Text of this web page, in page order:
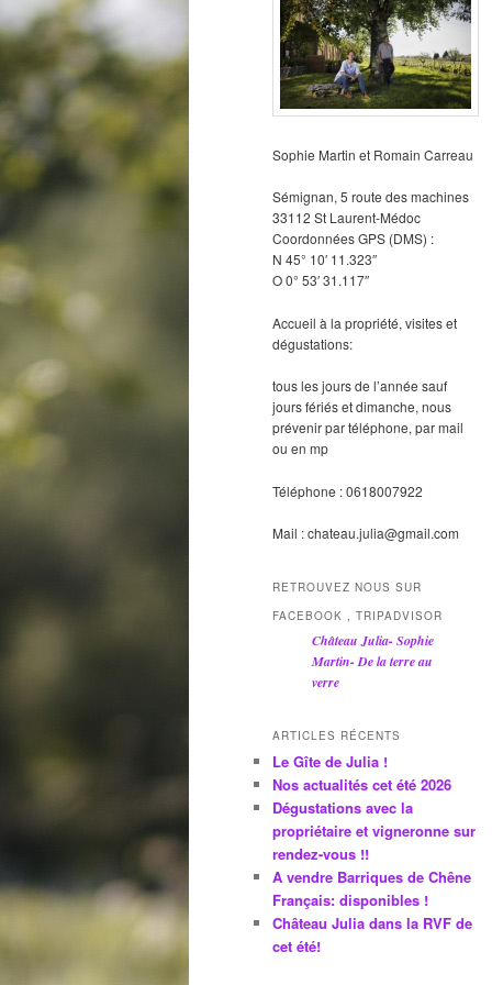
Sophie Martin et Romain Carreau
Sémignan, 5 route des machines
33112 St Laurent-Médoc
Coordonnées GPS (DMS) :
N 45° 10′ 11.323″
O 0° 53′ 31.117″
Accueil à la propriété, visites et
dégustations:
tous les jours de l’année sauf
jours fériés et dimanche, nous
prévenir par téléphone, par mail
ou en mp
Téléphone : 0618007922
Mail : chateau.julia@gmail.com
RETROUVEZ NOUS SUR
FACEBOOK , TRIPADVISOR
Château Julia- Sophie
Martin- De la terre au
verre
ARTICLES RÉCENTS
Le Gîte de Julia !
Nos actualités cet été 2026
Dégustations avec la
propriétaire et vigneronne sur
rendez-vous !!
A vendre Barriques de Chêne
Français: disponibles !
Château Julia dans la RVF de
cet été!